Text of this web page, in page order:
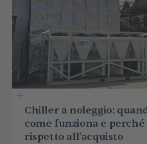
Chiller a noleggio:
come funziona e
rispetto all’acquisto